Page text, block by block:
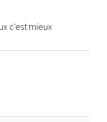
c'est mieux